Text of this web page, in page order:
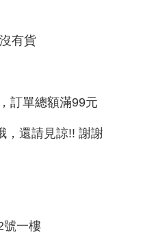
有貨
訂單總額滿99元
，還請見諒!! 謝謝
號一樓